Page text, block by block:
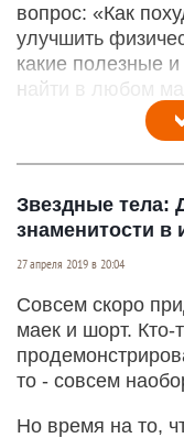
вопрос: «Как
улучшить
какие полезные
найти в любом
Звездные тела:
знаменитости
27 апреля 2019 в 20:04
Совсем скоро
маек и шорт. Кто-
то - совсем
Но время на то,